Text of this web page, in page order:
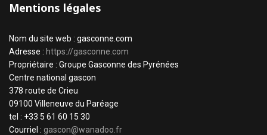
Mentions légales
Nom du site web : gasconne.com
Adresse : https://gasconne.com
Propriétaire : Groupe Gasconne des Pyrénées
Centre national gascon
378 route de Crieu
09100 Villeneuve du Paréage
tel : +33 5 61 60 15 30
Courriel : gascon@wanadoo.fr